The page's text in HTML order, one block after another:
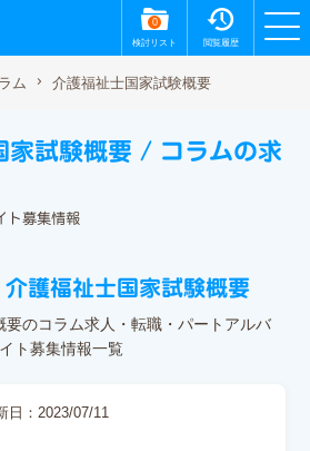
0
検討リスト 閲覧履歴
ム 介護福祉士国家試験概要
家試験概要 / コラムの求
ト募集情報
護福祉士国家試験概要
要のコラム求人・転職・パートアルバ
イト募集情報一覧
日：2023/07/11